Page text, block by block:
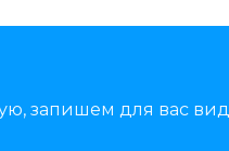
запишем для вас